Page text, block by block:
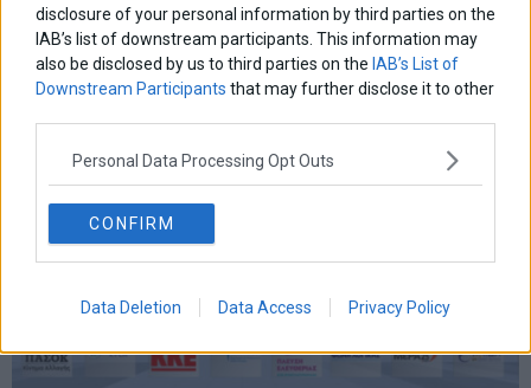
disclosure of your personal information by third parties on the
IAB’s list of downstream participants. This information may
also be disclosed by us to third parties on the IAB’s List of
Downstream Participants that may further disclose it to other
Personal Data Processing Opt Outs
CONFIRM
Data Deletion Data Access Privacy Policy
Κυρ. Μητσοτάκης: Τα €23 δισ. του ΕΠΑ εφαλτήριο για
αναπτυξιακό άλμα